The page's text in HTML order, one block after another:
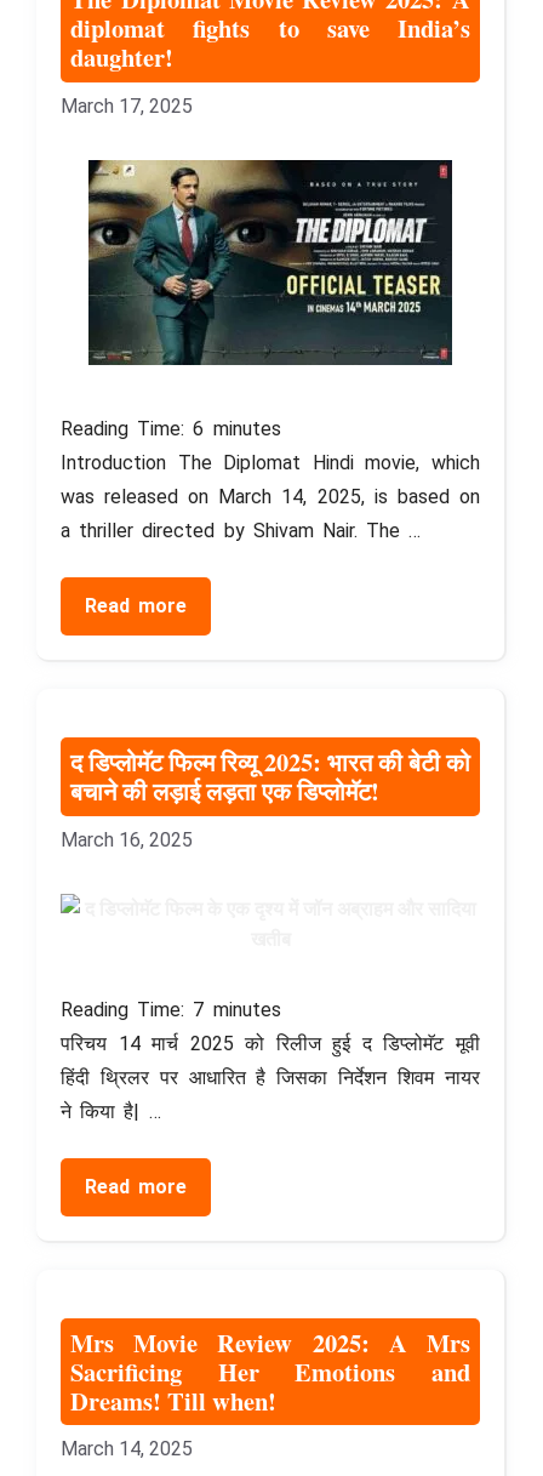
diplomat fights to save India’s
daughter!
March 17, 2025
Reading Time:6 minutes
Introduction The Diplomat Hindi movie, which
was released on March 14, 2025, is based on
a thriller directed by Shivam Nair. The …
Read more
द डिप्लोमॅट फिल्म रिव्यू 2025: भारत की बेटी को
बचाने की लड़ाई लड़ता एक डिप्लोमॅट!
March 16, 2025
Reading Time: 7 minutes
परिचय 14 मार्च 2025 को रिलीज हुई द डिप्लोमॅट मूवी
हिंदी थ्रिलर पर आधारित है जिसका निर्देशन शिवम नायर
ने किया है| …
Read more
Mrs Movie Review 2025: A Mrs
Sacrificing Her Emotions and
Dreams! Till when!
March 14, 2025